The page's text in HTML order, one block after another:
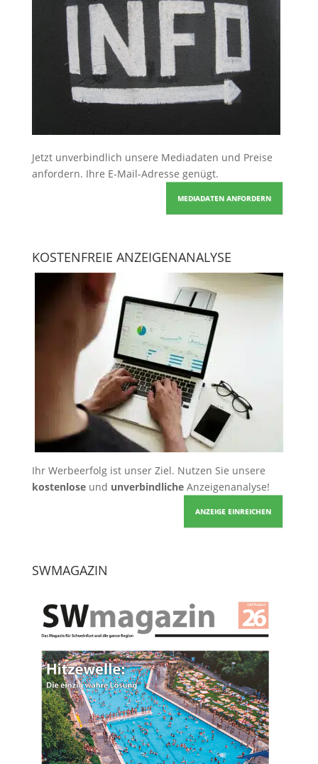
Jetzt unverbindlich unsere Mediadaten und Preise
anfordern. Ihre E-Mail-Adresse genügt.
MEDIADATEN ANFORDERN
KOSTENFREIE ANZEIGENANALYSE
Ihr Werbeerfolg ist unser Ziel. Nutzen Sie unsere
kostenloseund unverbindlicheAnzeigenanalyse!
ANZEIGE EINREICHEN
SWMAGAZIN